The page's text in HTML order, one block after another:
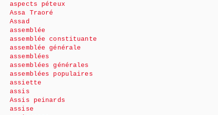
aspects péteux
Assa Traoré
Assad
assemblée
assemblée constituante
assemblée générale
assemblées
assemblées générales
assemblées populaires
assiette
assis
Assis peinards
assise